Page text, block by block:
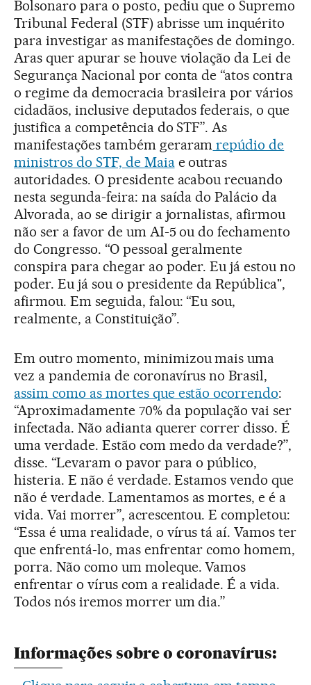
Bolsonaro para o posto, pediu que o Supremo
Tribunal Federal (STF) abrisse um inquérito
para investigar as manifestações de domingo.
Aras quer apurar se houve violação da Lei de
Segurança Nacional por conta de “atos contra
o regime da democracia brasileira por vários
cidadãos, inclusive deputados federais, o que
justifica a competência do STF”. As
manifestações também geraram repúdio de
ministros do STF, de Maiae outras
autoridades. O presidente acabou recuando
nesta segunda-feira: na saída do Palácio da
Alvorada, ao se dirigir a jornalistas, afirmou
não ser a favor de um AI-5 ou do fechamento
do Congresso. “O pessoal geralmente
conspira para chegar ao poder. Eu já estou no
poder. Eu já sou o presidente da República",
afirmou. Em seguida, falou: “Eu sou,
realmente, a Constituição”.
Em outro momento, minimizou mais uma
vez a pandemia de coronavírus no Brasil,
assim como as mortes que estão ocorrendo:
“Aproximadamente 70% da população vai ser
infectada. Não adianta querer correr disso. É
uma verdade. Estão com medo da verdade?”,
disse. “Levaram o pavor para o público,
histeria. E não é verdade. Estamos vendo que
não é verdade. Lamentamos as mortes, e é a
vida. Vai morrer”, acrescentou. E completou:
“Essa é uma realidade, o vírus tá aí. Vamos ter
que enfrentá-lo, mas enfrentar como homem,
porra. Não como um moleque. Vamos
enfrentar o vírus com a realidade. É a vida.
Todos nós iremos morrer um dia.”
Informações sobre o coronavírus: